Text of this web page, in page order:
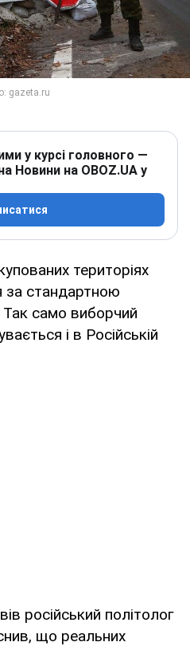
у курсі головного —
Новини на OBOZ.UA у
територіях
за стандартною
само виборчий
і в Російській
російський політолог
що реальних